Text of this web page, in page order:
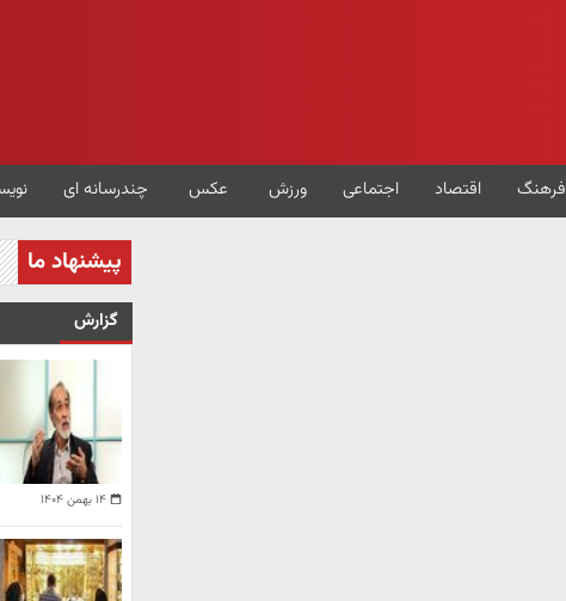
فرهنگ اقتصاد اجتماعی ورزش عکس چندرسانه ای
پیشنهاد ما
گزارش
۱۴ بهمن ۱۴۰۴